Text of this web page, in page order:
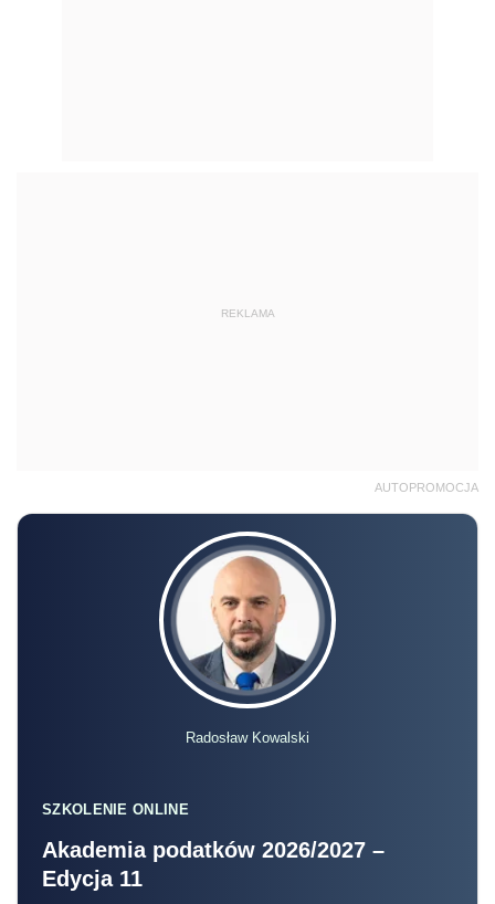
REKLAMA
AUTOPROMOCJA
Radosław Kowalski
SZKOLENIE ONLINE
Akademia podatków 2026/2027 –
Edycja 11